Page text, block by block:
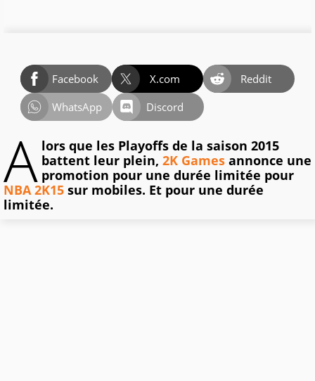
Facebook X.com
Reddit
WhatsApp
Discord
A lors que les Playoffs de la saison 2015
battent leur plein, 2K Games annonce une
promotion pour une durée limitée pour
NBA 2K15 sur mobiles. Et pour une durée
limitée.